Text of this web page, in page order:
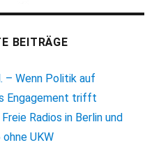
BEITRÄGE
– Wenn Politik auf
Engagement trifft
Radios in Berlin und
UKW